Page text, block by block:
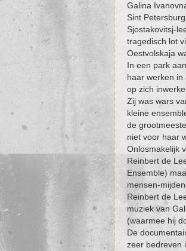
Galina
Sint
Sjostakovitsj-
tragedisch lot
Oestvolskaja
In een park
haar werken
op zich
Zij was wars
kleine
de
niet voor haar
Onlosmakelijk
Reinbert de
Ensemble)
mensen-
Reinbert de
muziek van
(waarmee hij
De
zeer bedreven